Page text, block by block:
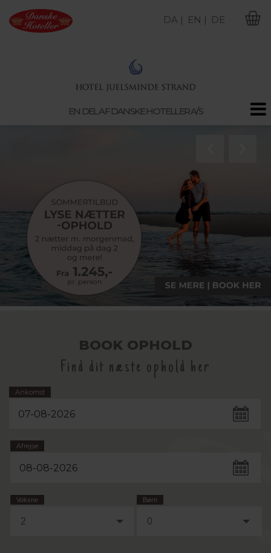
EN DEL AF DANSKE HOTELLER A/S
DA | EN | DE
BOOK OPHOLD
Find dit næste ophold her
Ankomst
Afrejse
Voksne
2
Børn
0